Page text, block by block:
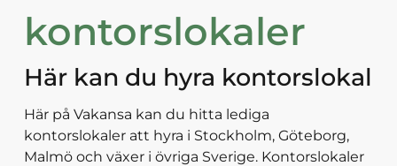
kontorslokaler
Här kan du hyra kontorslokal
Här på Vakansa kan du hitta lediga
kontorslokaler att hyra i Stockholm, Göteborg,
Malmö och växer i övriga Sverige. Kontorslokaler